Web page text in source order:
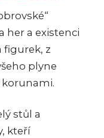
her a existenci
figurek, z
plyne
korunami.
stůl a
kteří